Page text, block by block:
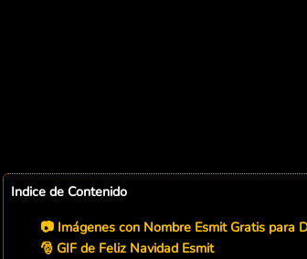
Indice de Contenido
📷 Imágenes con Nombre Esmit Gratis para
🎅 GIF de Feliz Navidad Esmit